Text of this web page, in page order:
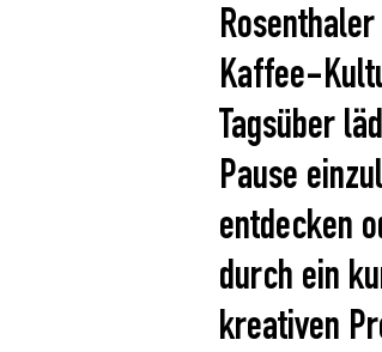
Kaffee-
Tagsüber
Pause
entdecken
durch ein
kreativen